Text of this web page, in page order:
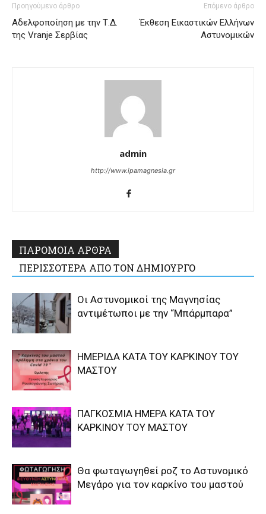
Προηγούμενο άρθρο
Αδελφοποίηση με την Τ.Δ.
της Vranje Σερβίας
Επόμενο άρθρο
Έκθεση Εικαστικών Ελλήνων
Αστυνομικών
admin
http://www.ipamagnesia.gr
ΠΑΡΟΜΟΙΑ ΑΡΘΡΑ
ΠΕΡΙΣΣΟΤΕΡΑ ΑΠΟ ΤΟΝ ΔΗΜΙΟΥΡΓΟ
Οι Αστυνομικοί της Μαγνησίας
αντιμέτωποι με την “Μπάρμπαρα”
ΗΜΕΡΙΔΑ ΚΑΤΑ ΤΟΥ ΚΑΡΚΙΝΟΥ ΤΟΥ
ΜΑΣΤΟΥ
ΠΑΓΚΟΣΜΙΑ ΗΜΕΡΑ ΚΑΤΑ ΤΟΥ
ΚΑΡΚΙΝΟΥ ΤΟΥ ΜΑΣΤΟΥ
Θα φωταγωγηθεί ροζ το Αστυνομικό
Μεγάρο για τον καρκίνο του μαστού